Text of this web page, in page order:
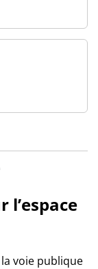
dans un
l’espace
voie publique